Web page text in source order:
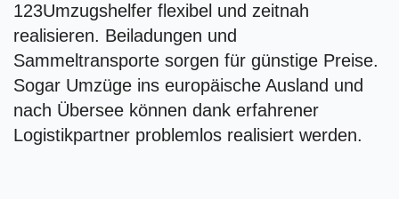
123Umzugshelfer flexibel und zeitnah
realisieren. Beiladungen und
Sammeltransporte sorgen für günstige Preise.
Sogar Umzüge ins europäische Ausland und
nach Übersee können dank erfahrener
Logistikpartner problemlos realisiert werden.